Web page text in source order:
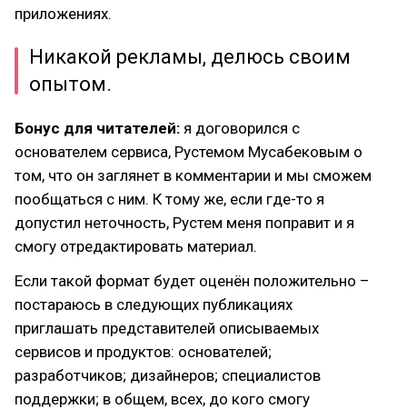
приложениях.
Никакой рекламы, делюсь своим
опытом.
Бонус для читателей: я договорился с
основателем сервиса, Рустемом Мусабековым о
том, что он заглянет в комментарии и мы сможем
пообщаться с ним. К тому же, если где-то я
допустил неточность, Рустем меня поправит и я
смогу отредактировать материал.
Если такой формат будет оценён положительно –
постараюсь в следующих публикациях
приглашать представителей описываемых
сервисов и продуктов: основателей;
разработчиков; дизайнеров; специалистов
поддержки; в общем, всех, до кого смогу